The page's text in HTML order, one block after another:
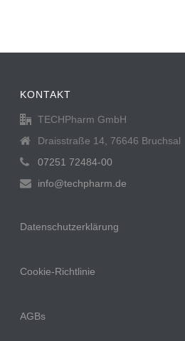
KONTAKT
TECHPharm GmbH
Draisstraße 14, 76646 Bruchsal
07251 72484-00
info@techpharm.de
Datenschutzerklärung
Cookie-Richtlinie
AGBs